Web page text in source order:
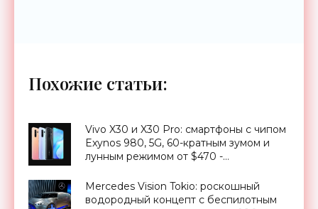
Похожие статьи:
Vivo X30 и X30 Pro: смартфоны с чипом
Exynos 980, 5G, 60-кратным зумом и
лунным режимом от $470 -
Mercedes Vision Tokio: роскошный
водородный концепт с беспилотным